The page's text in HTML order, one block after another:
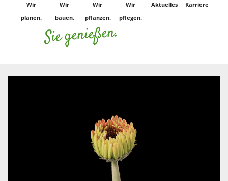
Wir
planen.
Wir
bauen.
Wir
pflanzen.
Wir
pflegen.
Sie genießen.
Aktuelles Karriere